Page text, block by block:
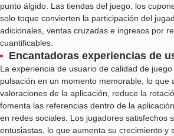
punto álgido. Las tiendas del juego, los
solo toque convierten la participación del
adicionales, ventas cruzadas e ingresos por
cuantificables.
Encantadoras experiencias de
La experiencia de usuario de calidad de
pulsación en un momento memorable, lo que
valoraciones de la aplicación, reduce la
fomenta las referencias dentro de la
en redes sociales. Los jugadores satisfechos
entusiastas, lo que aumenta su crecimiento y